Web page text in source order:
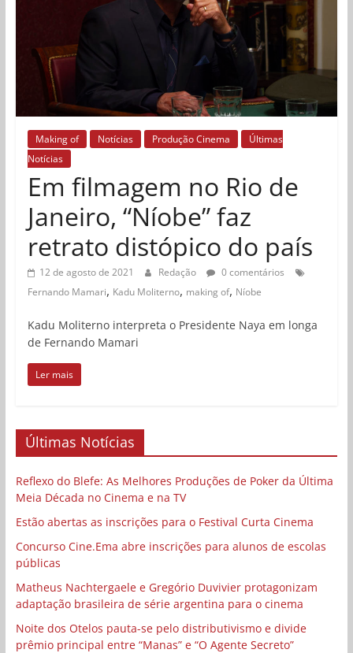
Making of Notícias Produção Cinema
Últimas
Notícias
Em filmagem no Rio de
Janeiro, “Níobe” faz
retrato distópico do país
12 de agosto de 2021 Redação
0 comentários
Fernando Mamari, Kadu Moliterno, making of, Níobe
Kadu Moliterno interpreta o Presidente Naya em longa
de Fernando Mamari
Ler mais
Últimas Notícias
Reflexo do Blefe: As Melhores Produções de Poker da Última
Meia Década no Cinema e na TV
Estão abertas as inscrições para o Festival Curta Cinema
Concurso Cine.Ema abre inscrições para alunos de escolas
públicas
Matheus Nachtergaele e Gregório Duvivier protagonizam
adaptação brasileira de série argentina para o cinema
Noite dos Otelos pauta-se pelo distributivismo e divide
prêmio principal entre “Manas” e “O Agente Secreto”